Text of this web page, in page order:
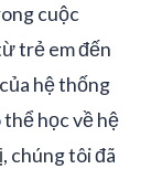
cuộc
trẻ em đến
hệ thống
học về hệ
chúng tôi đã